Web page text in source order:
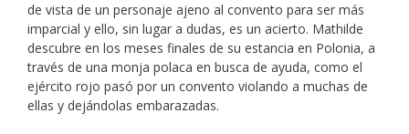
de vista de un personaje ajeno al convento para ser más
imparcial y ello, sin lugar a dudas, es un acierto. Mathilde
descubre en los meses finales de su estancia en Polonia, a
través de una monja polaca en busca de ayuda, como el
ejército rojo pasó por un convento violando a muchas de
ellas y dejándolas embarazadas.